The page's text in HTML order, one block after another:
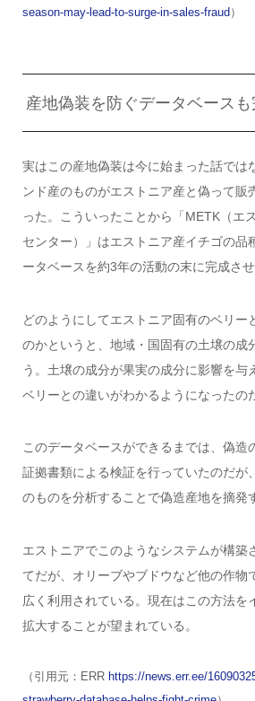
season-may-lead-to-surge-in-sales-fraud ）
産地偽装を防ぐデータベースも
実はこの産地偽装は今に始まった話では
ンド産のものがエストニア産と偽って販
った。こういったことから「METK（エ
センター）」はエストニア産イチゴの品
ータベースを約3年の活動の末に完成させ
どのようにしてエストニア固有のベリー
のかというと、地域・国固有の土壌の成
う。土壌の成分が果実の成分に影響を与
ベリーとの違いがわかるようになったの
このデータベースができるまでは、偽造
証拠書類による検証を行っていたのだが
のものを分析することで偽造産地を摘発
エストニアでこのようなシステムが構築
てだが、オリーブやブドウなど他の作物
広く利用されている。現在はこの方法を
拡大することが望まれている。
（引用元：ERR https://news.err.ee/